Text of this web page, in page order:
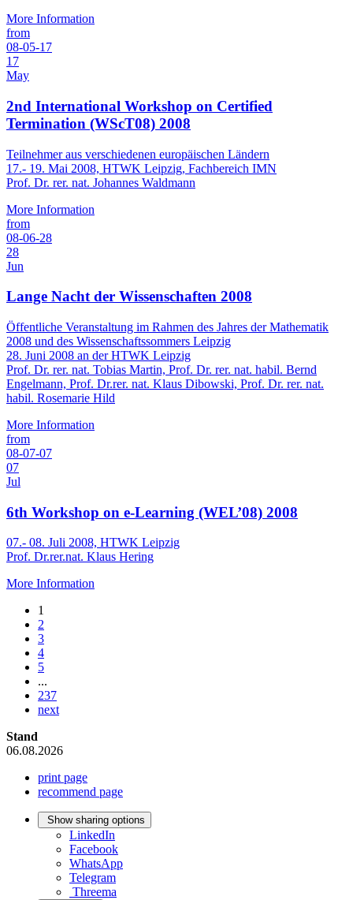
More Information
from
08-05-17
17
May
2nd International Workshop on Certified
Termination (WScT08) 2008
Teilnehmer aus verschiedenen europäischen Ländern
17.- 19. Mai 2008, HTWK Leipzig, Fachbereich IMN
Prof. Dr. rer. nat. Johannes Waldmann
More Information
from
08-06-28
28
Jun
Lange Nacht der Wissenschaften 2008
Öffentliche Veranstaltung im Rahmen des Jahres der Mathematik
2008 und des Wissenschaftssommers Leipzig
28. Juni 2008 an der HTWK Leipzig
Prof. Dr. rer. nat. Tobias Martin, Prof. Dr. rer. nat. habil. Bernd
Engelmann, Prof. Dr.rer. nat. Klaus Dibowski, Prof. Dr. rer. nat.
habil. Rosemarie Hild
More Information
from
08-07-07
07
Jul
6th Workshop on e-Learning (WEL’08) 2008
07.- 08. Juli 2008, HTWK Leipzig
Prof. Dr.rer.nat. Klaus Hering
More Information
1
2
3
4
5
...
237
next
Stand
06.08.2026
print page
recommend page
Show sharing options
LinkedIn
Facebook
WhatsApp
Telegram
Threema